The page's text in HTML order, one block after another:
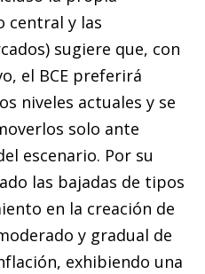
central y las
sugiere que, con
el BCE preferirá
niveles actuales y se
solo ante
escenario. Por su
las bajadas de tipos
en la creación de
y gradual de
exhibiendo una